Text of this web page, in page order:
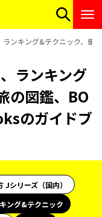
ンキング&テクニック、御
ランキング
の図鑑、BO
のガイドブ
Jシリーズ（国内）
ング&テクニック